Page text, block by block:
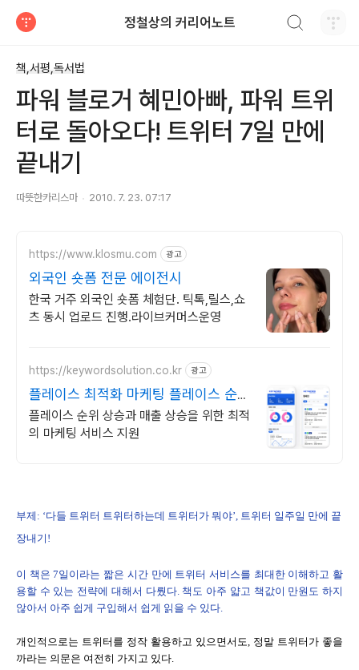
정철상의 커리어노트
책,서평,독서법
파워 블로거 혜민아빠, 파워 트위
터로 돌아오다! 트위터 7일 만에
끝내기
따뜻한카리스마 2010. 7. 23. 07:17
https://www.klosmu.com 광고
외국인 숏폼 전문 에이전시
한국 거주 외국인 숏폼 체험단. 틱톡,릴스,쇼
츠 동시 업로드 진행.라이브커머스운영
https://keywordsolution.co.kr 광고
플레이스 최적화 마케팅 플레이스 순위
광고 전문
플레이스 순위 상승과 매출 상승을 위한 최적
의 마케팅 서비스 지원
부제: ‘다들 트위터 트위터하는데 트위터가 뭐야’, 트위터 일주일 만에 끝
장내기!
이 책은 7일이라는 짧은 시간 만에 트위터 서비스를 최대한 이해하고 활
용할 수 있는 전략에 대해서 다뤘다. 책도 아주 얇고 책값이 만원도 하지
않아서 아주 쉽게 구입해서 쉽게 읽을 수 있다.
개인적으로는 트위터를 정작 활용하고 있으면서도, 정말 트위터가 좋을
까라는 의문은 여전히 가지고 있다.